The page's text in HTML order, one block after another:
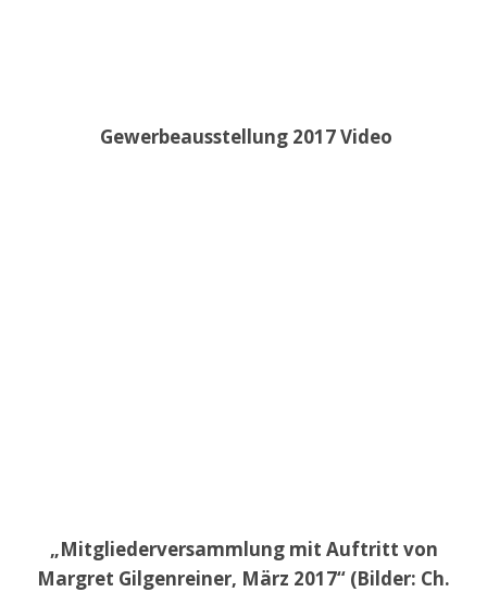
Gewerbeausstellung 2017 Video
„Mitgliederversammlung mit Auftritt von
Margret Gilgenreiner, März 2017“ (Bilder: Ch.